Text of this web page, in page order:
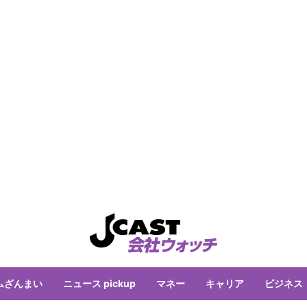
ざんまい ニュース pickup マネー キャリア ビジネス